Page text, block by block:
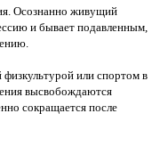
Осознанно живущий
и бывает подавленным,
или спортом в
высвобождаются
сокращается после